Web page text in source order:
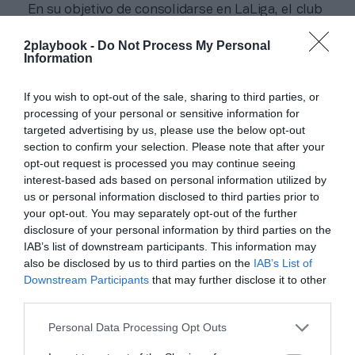
2playbook - Do Not Process My Personal
Information
If you wish to opt-out of the sale, sharing to third parties, or
processing of your personal or sensitive information for
targeted advertising by us, please use the below opt-out
section to confirm your selection. Please note that after your
opt-out request is processed you may continue seeing
interest-based ads based on personal information utilized by
us or personal information disclosed to third parties prior to
your opt-out. You may separately opt-out of the further
disclosure of your personal information by third parties on the
IAB’s list of downstream participants. This information may
also be disclosed by us to third parties on the IAB’s List of
Downstream Participants that may further disclose it to other
Personal Data Processing Opt Outs
En su objetivo de consolidarse en LaLiga, el club
negocio. En el campo aspiran a sumar oferta de
hospitality, algo que va muy ligado a la pata comercial,
con las que realiza acciones cada mes. “Buscamos que
las empresas medianas y pequeñas puedan participar
del proyecto”, asegura Vilaseca.
La masa social se ha consolidado con el ascenso, en
unos 1.600 abonados, cifra que no cayó tanto como
suele suceder con los clubes que caen a Primera
Federación. De hecho, Vilaseca explica que “pese a
tener menos socios (tras el descenso), fidelizamos más
a los que se quedaron. Insistimos en el proyecto y eso
fidelizó. Con el cambio de estadio, y viendo la gente que
sube a Encamp, creo que
tenemos un margen de
mejora evidente ”.
El FC Andorra recupera el patrocinio de Pyrénées y lo
lleva a la trasera del pantalón